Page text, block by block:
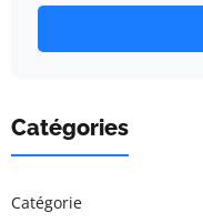
Catégories
Catégorie